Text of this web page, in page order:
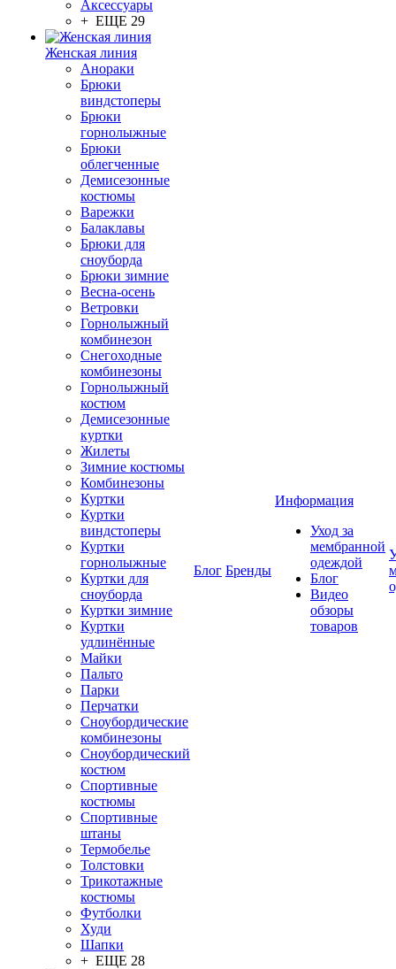
Аксессуары
+ ЕЩЕ 29
Женская линия
Анораки
Брюки
виндстоперы
Брюки
горнолыжные
Брюки
облегченные
Демисезонные
костюмы
Варежки
Балаклавы
Брюки для
сноуборда
Брюки зимние
Весна-осень
Ветровки
Горнолыжный
комбинезон
Снегоходные
комбинезоны
Горнолыжный
костюм
Демисезонные
куртки
Жилеты
Зимние костюмы
Комбинезоны
Куртки
Куртки
виндстоперы
Куртки
горнолыжные
Куртки для
сноуборда
Куртки зимние
Куртки
удлинённые
Майки
Пальто
Парки
Перчатки
Сноубордические
комбинезоны
Сноубордический
костюм
Спортивные
костюмы
Спортивные
штаны
Термобелье
Толстовки
Трикотажные
костюмы
Футболки
Худи
Шапки
+ ЕЩЕ 28
Блог Бренды
Информация
Уход за
мембранной
одеждой
Блог
Видео
обзоры
товаров